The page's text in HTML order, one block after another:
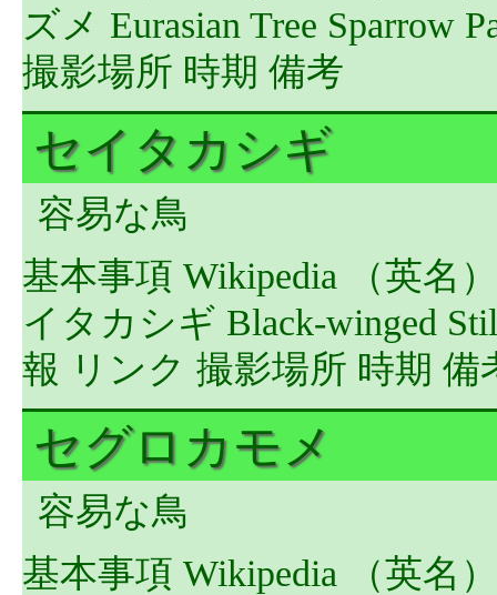
ズメ Eurasian Tree Sparrow
撮影場所 時期 備考
セイタカシギ
容易な鳥
基本事項 Wikipedia （英名
イタカシギ Black-winged
報 リンク 撮影場所 時期 備
セグロカモメ
容易な鳥
基本事項 Wikipedia （英名